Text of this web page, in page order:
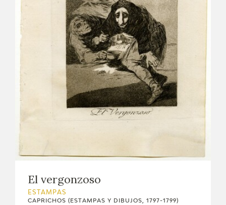
El vergonzoso
ESTAMPAS
CAPRICHOS (ESTAMPAS Y DIBUJOS, 1797-1799)